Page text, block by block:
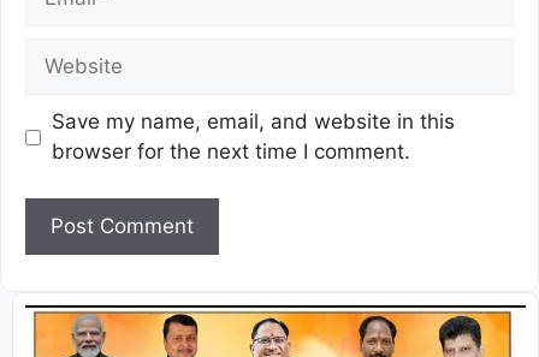
Save my name, email, and website in this
browser for the next time I comment.